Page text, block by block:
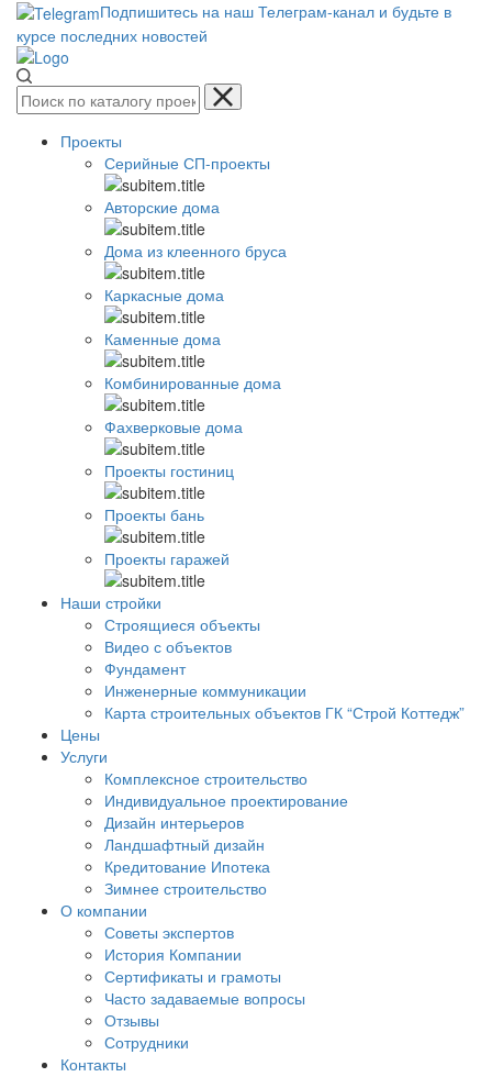
Подпишитесь на наш Телеграм-канал и будьте в
курсе последних новостей
Проекты
Серийные СП-проекты
Авторские дома
Дома из клеенного бруса
Каркасные дома
Каменные дома
Комбинированные дома
Фахверковые дома
Проекты гостиниц
Проекты бань
Проекты гаражей
Наши стройки
Строящиеся объекты
Видео с объектов
Фундамент
Инженерные коммуникации
Карта строительных объектов ГК “Строй Коттедж”
Цены
Услуги
Комплексное строительство
Индивидуальное проектирование
Дизайн интерьеров
Ландшафтный дизайн
Кредитование Ипотека
Зимнее строительство
О компании
Советы экспертов
История Компании
Сертификаты и грамоты
Часто задаваемые вопросы
Отзывы
Сотрудники
Контакты